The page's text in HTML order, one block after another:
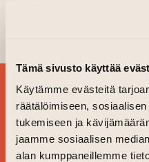
Tämä sivusto käyttää
Käytämme evästeitä
räätälöimiseen,
tukemiseen ja
jaamme sosiaalisen
alan kumppaneillemme
PEOPLE
TILAA
PYSY AJAN